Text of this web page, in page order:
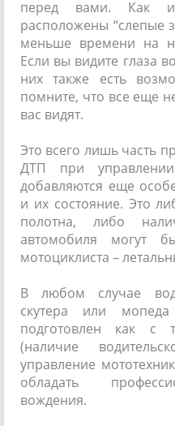
перед вами. Как
расположены “слепые
меньше времени на
Если вы видите глаза
них также есть
помните, что все еще
вас видят.
Это всего лишь часть
ДТП при
добавляются еще
и их состояние. Это
полотна, либо
автомобиля могут
мотоциклиста –
В любом случае
скутера или
подготовлен как с
(наличие
управление
обладать
вождения.